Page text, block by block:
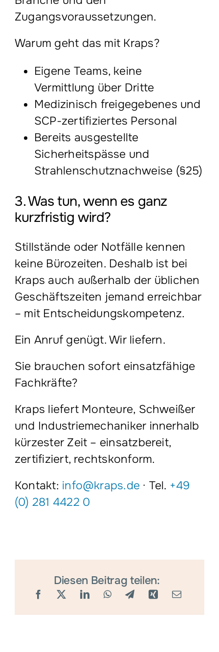
Zugangsvoraussetzungen.
Warum geht das mit Kraps?
Eigene Teams, keine
Vermittlung über Dritte
Medizinisch freigegebenes und
SCP-zertifiziertes Personal
Bereits ausgestellte
Sicherheitspässe und
Strahlenschutznachweise (§25)
3. Was tun, wenn es ganz
kurzfristig wird?
Stillstände oder Notfälle kennen
keine Bürozeiten. Deshalb ist bei
Kraps auch außerhalb der üblichen
Geschäftszeiten jemand erreichbar
– mit Entscheidungskompetenz.
Ein Anruf genügt. Wir liefern.
Sie brauchen sofort einsatzfähige
Fachkräfte?
Kraps liefert Monteure, Schweißer
und Industriemechaniker innerhalb
kürzester Zeit – einsatzbereit,
zertifiziert, rechtskonform.
Kontakt: info@kraps.de · Tel. +49
(0) 281 4422 0
Diesen Beitrag teilen: